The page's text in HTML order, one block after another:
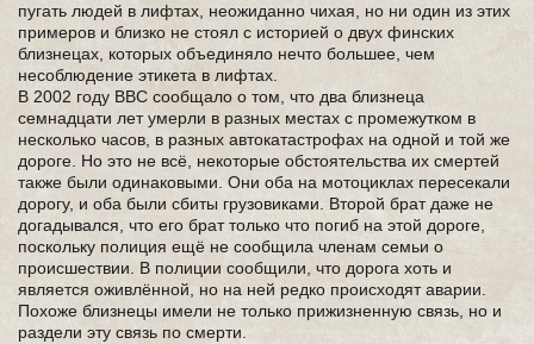
пугать людей в лифтах, неожиданно чихая, но ни один из этих
примеров и близко не стоял с историей о двух финских
близнецах, которых объединяло нечто большее, чем
несоблюдение этикета в лифтах.
В 2002 году BBC сообщало о том, что два близнеца
семнадцати лет умерли в разных местах с промежутком в
несколько часов, в разных автокатастрофах на одной и той же
дороге. Но это не всё, некоторые обстоятельства их смертей
также были одинаковыми. Они оба на мотоциклах пересекали
дорогу, и оба были сбиты грузовиками. Второй брат даже не
догадывался, что его брат только что погиб на этой дороге,
поскольку полиция ещё не сообщила членам семьи о
происшествии. В полиции сообщили, что дорога хоть и
является оживлённой, но на ней редко происходят аварии.
Похоже близнецы имели не только прижизненную связь, но и
раздели эту связь по смерти.